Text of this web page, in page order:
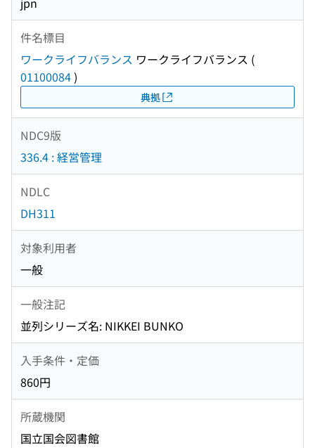
件名標目
ワークライフバランス ワークライフバランス (
01100084)
典拠
NDC9版
336.4 : 経営管理
NDLC
DH311
対象利用者
一般
一般注記
並列シリーズ名: NIKKEI BUNKO
入手条件・定価
860円
所蔵機関
国立国会図書館